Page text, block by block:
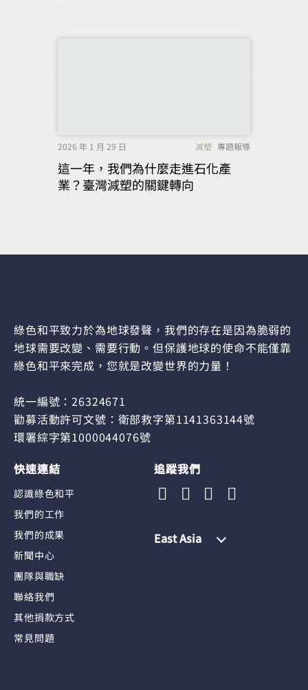
2026 年 1 月 29 日 減塑 專題報導
這一年，我們為什麼走進石化產
業？臺灣減塑的關鍵轉向
綠色和平致力於為地球發聲，我們的存在是因為脆弱的
地球需要改變、需要行動。但保護地球的使命不能僅靠
綠色和平來完成，您就是改變世界的力量！
統一編號：26324671
勸募活動許可文號：衛部救字第1141363144號
環署綜字第1000044076號
快速連結
認識綠色和平
我們的工作
我們的成果
新聞中心
團隊與職缺
聯絡我們
其他捐款方式
常見問題
追蹤我們
East Asia